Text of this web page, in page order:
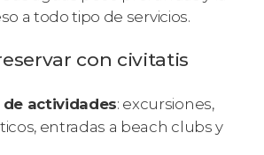
a todo tipo de servicios.
con civitatis
actividades: excursiones,
entradas a beach clubs y